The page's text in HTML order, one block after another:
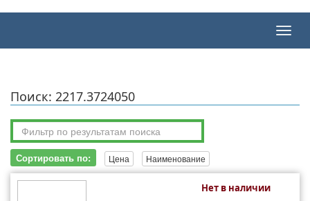
Поиск: 2217.3724050
Сортировать по: Цена Наименование
Нет в наличии